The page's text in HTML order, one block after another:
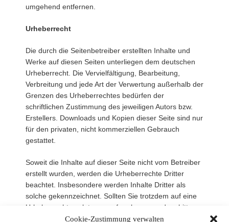
Cookie-Zustimmung verwalten
umgehend entfernen.
Urheberrecht
Die durch die Seitenbetreiber erstellten Inhalte und
Werke auf diesen Seiten unterliegen dem deutschen
Urheberrecht. Die Vervielfältigung, Bearbeitung,
Verbreitung und jede Art der Verwertung außerhalb der
Grenzen des Urheberrechtes bedürfen der
schriftlichen Zustimmung des jeweiligen Autors bzw.
Erstellers. Downloads und Kopien dieser Seite sind nur
für den privaten, nicht kommerziellen Gebrauch
gestattet.
Soweit die Inhalte auf dieser Seite nicht vom Betreiber
erstellt wurden, werden die Urheberrechte Dritter
beachtet. Insbesondere werden Inhalte Dritter als
solche gekennzeichnet. Sollten Sie trotzdem auf eine
Urheberrechtsverletzung aufmerksam werden, bitten
wir um einen entsprechenden Hinweis. Bei